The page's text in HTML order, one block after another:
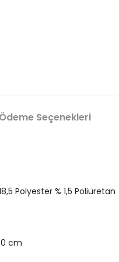
Ödeme Seçenekleri
Polyester % 1,5 Poliüretan
cm